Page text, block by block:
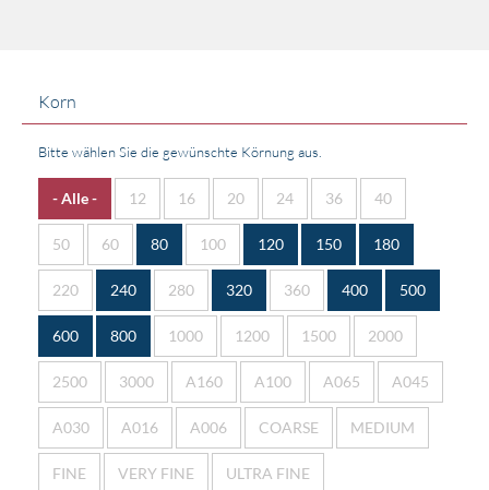
Korn
Bitte wählen Sie die gewünschte Körnung aus.
- Alle - 12 16 20 24 36 40
50 60 80 100 120 150 180
220 240 280 320 360 400 500
600 800 1000 1200 1500 2000
2500 3000 A160 A100 A065 A045
A030 A016 A006 COARSE MEDIUM
FINE VERY FINE ULTRA FINE